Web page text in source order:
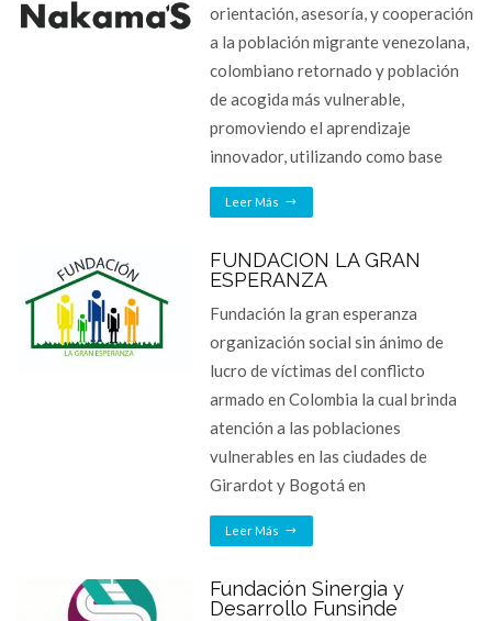
orientación, asesoría, y cooperación
a la población migrante venezolana,
colombiano retornado y población
de acogida más vulnerable,
promoviendo el aprendizaje
innovador, utilizando como base
Leer Más
FUNDACION LA GRAN
ESPERANZA
Fundación la gran esperanza
organización social sin ánimo de
lucro de víctimas del conflicto
armado en Colombia la cual brinda
atención a las poblaciones
vulnerables en las ciudades de
Girardot y Bogotá en
Leer Más
Fundación Sinergia y
Desarrollo Funsinde